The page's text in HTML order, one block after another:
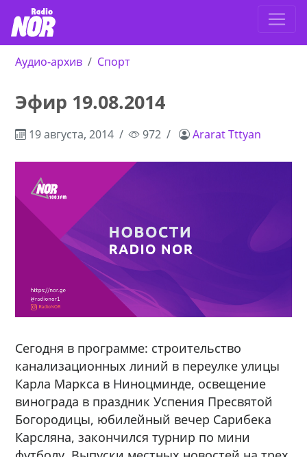
Аудио-архив Спорт
Эфир 19.08.2014
19 августа, 2014 972 Ararat Tttyan
Сегодня в программе: строительство
канализационных линий в переулке улицы
Карла Маркса в Ниноцминде, освещение
винограда в праздник Успения Пресвятой
Богородицы, юбилейный вечер Сарибека
Карсляна, закончился турнир по мини